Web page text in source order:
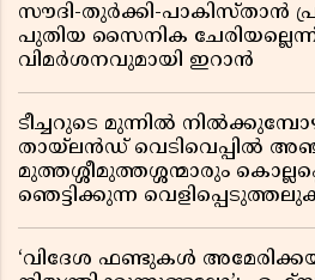
സൗദി-തുർക്കി-പാകിസ്താൻ
പുതിയ സൈനിക
വിമർശനവുമായി ഇറാൻ
ടീച്ചറുടെ മുന്നിൽ
തായ്‌ലൻഡ് വെടിവെപ്പിൽ
മുത്തശ്ശീമുത്തശ്ശന്മാരും
ഞെട്ടിക്കുന്ന
‘വിദേശ ഫണ്ടുകൾ